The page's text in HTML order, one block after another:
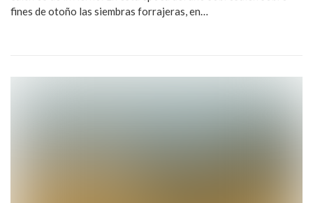
fines de otoño las siembras forrajeras, en…